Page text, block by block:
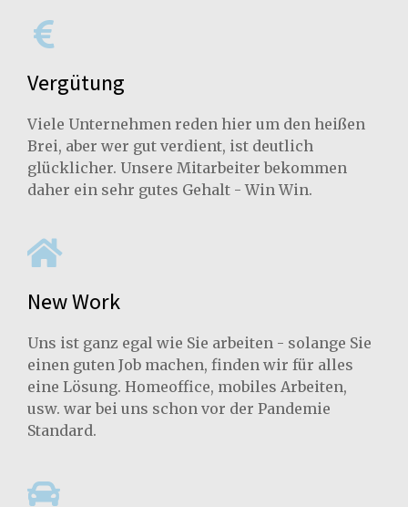
Vergütung
Viele Unternehmen reden hier um den heißen
Brei, aber wer gut verdient, ist deutlich
glücklicher. Unsere Mitarbeiter bekommen
daher ein sehr gutes Gehalt - Win Win.
New Work
Uns ist ganz egal wie Sie arbeiten - solange Sie
einen guten Job machen, finden wir für alles
eine Lösung. Homeoffice, mobiles Arbeiten,
usw. war bei uns schon vor der Pandemie
Standard.